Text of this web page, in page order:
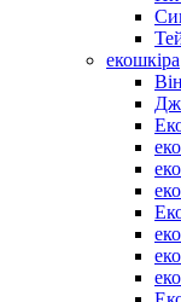
екошкіра